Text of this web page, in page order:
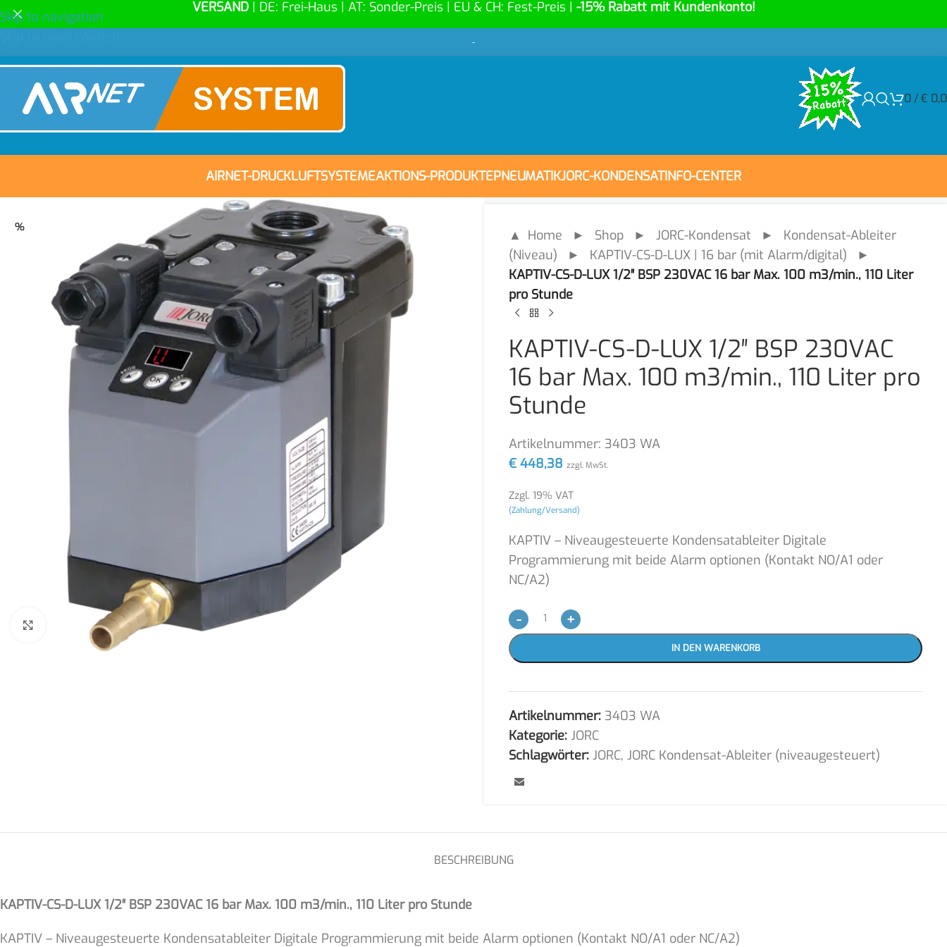
Skip to navigation
VERSAND | DE: Frei-Haus | AT: Sonder-Preis | EU & CH: Fest-Preis | -15% Rabatt mit Kundenkonto!
-
0 /€
AIRNET-DRUCKLUFTSYSTEMEAKTIONS-PRODUKTEPNEUMATIKJORC-KONDENSATINFO-CENTER
%
Click to enlarge
▲ Home ► Shop ► JORC-Kondensat ► Kondensat-Ableiter
(Niveau) ► KAPTIV-CS-D-LUX | 16 bar (mit Alarm/digital) ►
KAPTIV-CS-D-LUX 1/2″ BSP 230VAC 16 bar Max. 100 m3/min., 110 Liter
pro Stunde
KAPTIV-CS-D-LUX 1/2″ BSP 230VAC
16 bar Max. 100 m3/min., 110 Liter pro
Stunde
Artikelnummer: 3403 WA
€ 448,38 zzgl. MwSt.
Zzgl. 19% VAT
(Zahlung/Versand)
KAPTIV – Niveaugesteuerte Kondensatableiter Digitale
Programmierung mit beide Alarm optionen (Kontakt NO/A1 oder
NC/A2)
- +
IN DEN WARENKORB
Artikelnummer: 3403 WA
Kategorie: JORC
Schlagwörter: JORC, JORC Kondensat-Ableiter (niveaugesteuert)
BESCHREIBUNG
KAPTIV-CS-D-LUX 1/2″ BSP 230VAC 16 bar Max. 100 m3/min., 110 Liter pro Stunde
KAPTIV – Niveaugesteuerte Kondensatableiter Digitale Programmierung mit beide Alarm optionen (Kontakt NO/A1 oder NC/A2)